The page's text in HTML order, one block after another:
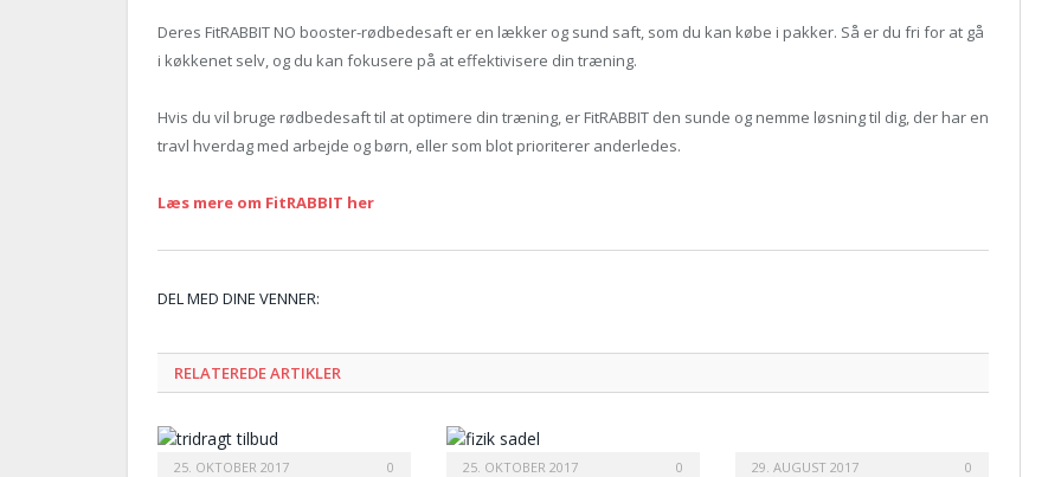
Deres FitRABBIT NO booster-rødbedesaft er en lækker og sund saft, som du kan købe i pakker. Så er du fri for at gå
i køkkenet selv, og du kan fokusere på at effektivisere din træning.
Hvis du vil bruge rødbedesaft til at optimere din træning, er FitRABBIT den sunde og nemme løsning til dig, der har en
travl hverdag med arbejde og børn, eller som blot prioriterer anderledes.
Læs mere om FitRABBIT her
DEL MED DINE VENNER:
RELATEREDE ARTIKLER
25. OKTOBER 2017 0 25. OKTOBER 2017 0 29. AUGUST 2017 0